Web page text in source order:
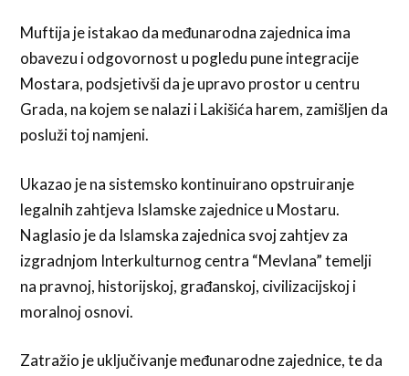
Muftija je istakao da međunarodna zajednica ima
obavezu i odgovornost u pogledu pune integracije
Mostara, podsjetivši da je upravo prostor u centru
Grada, na kojem se nalazi i Lakišića harem, zamišljen da
posluži toj namjeni.
Ukazao je na sistemsko kontinuirano opstruiranje
legalnih zahtjeva Islamske zajednice u Mostaru.
Naglasio je da Islamska zajednica svoj zahtjev za
izgradnjom Interkulturnog centra “Mevlana” temelji
na pravnoj, historijskoj, građanskoj, civilizacijskoj i
moralnoj osnovi.
Zatražio je uključivanje međunarodne zajednice, te da